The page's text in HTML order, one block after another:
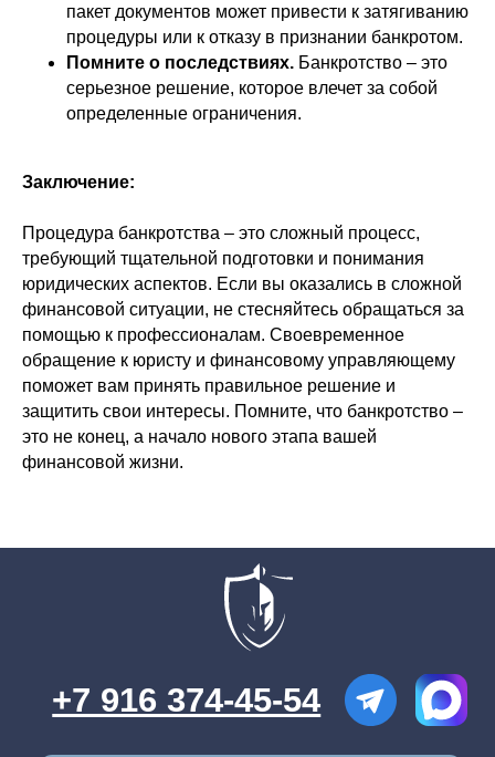
пакет документов может привести к затягиванию
процедуры или к отказу в признании банкротом.
Помните о последствиях. Банкротство – это
серьезное решение, которое влечет за собой
определенные ограничения.
Заключение:
Процедура банкротства – это сложный процесс,
требующий тщательной подготовки и понимания
юридических аспектов. Если вы оказались в сложной
финансовой ситуации, не стесняйтесь обращаться за
помощью к профессионалам. Своевременное
обращение к юристу и финансовому управляющему
поможет вам принять правильное решение и
защитить свои интересы. Помните, что банкротство –
это не конец, а начало нового этапа вашей
финансовой жизни.